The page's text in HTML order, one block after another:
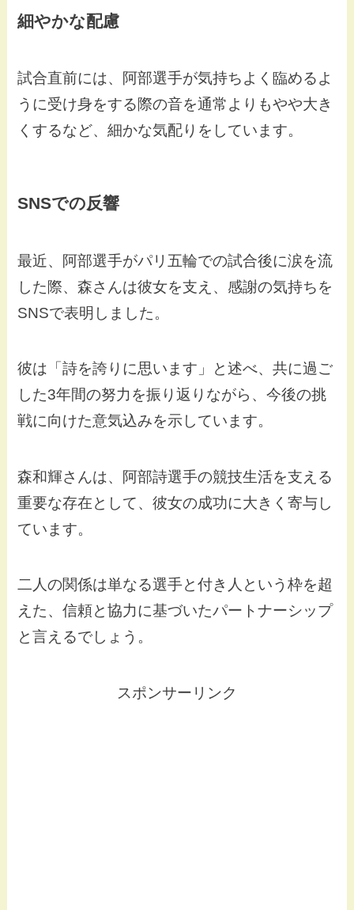
細やかな配慮
試合直前には、阿部選手が気持ちよく臨めるよ
うに受け身をする際の音を通常よりもやや大き
くするなど、細かな気配りをしています。
SNSでの反響
最近、阿部選手がパリ五輪での試合後に涙を流
した際、森さんは彼女を支え、感謝の気持ちを
SNSで表明しました。
彼は「詩を誇りに思います」と述べ、共に過ご
した3年間の努力を振り返りながら、今後の挑
戦に向けた意気込みを示しています。
森和輝さんは、阿部詩選手の競技生活を支える
重要な存在として、彼女の成功に大きく寄与し
ています。
二人の関係は単なる選手と付き人という枠を超
えた、信頼と協力に基づいたパートナーシップ
と言えるでしょう。
スポンサーリンク